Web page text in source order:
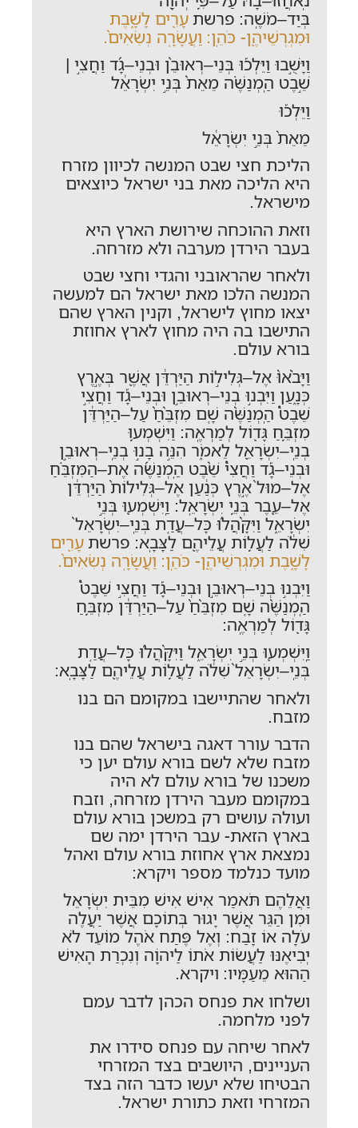
בְּיַד–מֹשֶֽׁה: פרשתעָרִ֖ים לָשָׁ֑בֶת
וּמִגְרְשֵׁיהֶ֖ן- כֹּהֵֽן: וַעֲשָׂרָ֤ה נְשִׂאִים֙.
וַיָּשֻׁ֣בוּ וַיֵּלְכ֡וּ בְּנֵי–רְאוּבֵ֨ן וּבְנֵי–גָ֜ד וַחֲצִ֣י |
שֵׁ֣בֶט הַֽמְנַשֶּׁ֗ה מֵאֵת֙ בְּנֵ֣י יִשְׂרָאֵ֔ל
וַיֵּלְכ֡וּ
מֵאֵת֙ בְּנֵ֣י יִשְׂרָאֵ֔ל
הליכת חצי שבט המנשה לכיוון מזרח
היא הליכה מאת בני ישראל כיוצאים
מישראל.
וזאת ההוכחה שירושת הארץ היא
בעבר הירדן מערבה ולא מזרחה.
ולאחר שהראובני והגדי וחצי שבט
המנשה הלכו מאת ישראל הם למעשה
יצאו מחוץ לישראל, וקנין הארץ שהם
התישבו בה היה מחוץ לארץ אחוזת
בורא עולם.
וַיָּבֹ֙אוּ֙ אֶל–גְּלִיל֣וֹת הַיַּרְדֵּ֔ן אֲשֶׁ֖ר בְּאֶ֣רֶץ
כְּנָ֑עַן וַיִּבְנ֣וּ בְנֵי–רְאוּבֵ֣ן וּבְנֵי–גָ֡ד וַחֲצִ֣י
שֵׁבֶט֩ הַֽמְנַשֶּׁ֨ה שָׁ֤ם מִזְבֵּ֙חַ֙ עַל–הַיַּרְדֵּ֔ן
מִזְבֵּ֥חַ גָּד֖וֹל לְמַרְאֶֽה: וַיִּשְׁמְע֥וּ
בְנֵֽי–יִשְׂרָאֵ֖ל לֵאמֹ֑ר הִנֵּ֣ה בָנ֣וּ בְנֵֽי–רְאוּבֵ֣ן
וּבְנֵי–גָ֡ד וַחֲצִי֩ שֵׁ֨בֶט הַֽמְנַשֶּׁ֜ה אֶת–הַמִּזְבֵּ֗חַ
אֶל–מוּל֙ אֶ֣רֶץ כְּנַ֔עַן אֶל–גְּלִילוֹת֙ הַיַּרְדֵּ֔ן
אֶל–עֵ֖בֶר בְּנֵ֥י יִשְׂרָאֵֽל: וַֽיִּשְׁמְע֖וּ בְּנֵ֣י
יִשְׂרָאֵ֑ל וַיִּקָּ֨הֲל֜וּ כָּל–עֲדַ֤ת בְּנֵֽי–יִשְׂרָאֵל֙
שִׁלֹ֔ה לַעֲל֥וֹת עֲלֵיהֶ֖ם לַצָּבָֽא: פרשתעָרִ֖ים
לָשָׁ֑בֶת וּמִגְרְשֵׁיהֶ֖ן- כֹּהֵֽן: וַעֲשָׂרָ֤ה נְשִׂאִים֙.
וַיִּבְנ֣וּ בְנֵי–רְאוּבֵ֣ן וּבְנֵי–גָ֡ד וַחֲצִ֣י שֵׁבֶט֩
הַֽמְנַשֶּׁ֨ה שָׁ֤ם מִזְבֵּ֙חַ֙ עַל–הַיַּרְדֵּ֔ן מִזְבֵּ֥חַ
גָּד֖וֹל לְמַרְאֶֽה:
וַֽיִּשְׁמְע֖וּ בְּנֵ֣י יִשְׂרָאֵ֑ל וַיִּקָּ֨הֲל֜וּ כָּל–עֲדַ֤ת
בְּנֵֽי–יִשְׂרָאֵל֙ שִׁלֹ֔ה לַעֲל֥וֹת עֲלֵיהֶ֖ם לַצָּבָֽא:
ולאחר שהתיישבו במקומם הם בנו
מזבח.
הדבר עורר דאגה בישראל שהם בנו
מזבח שלא לשם בורא עולם יען כי
משכנו של בורא עולם לא היה
במקומם מעבר הירדן מזרחה, וזבח
ועולה עושים רק במשכן בורא עולם
בארץ הזאת- עבר הירדן ימה שם
נמצאת ארץ אחוזת בורא עולם ואהל
מועד כנלמד מספר ויקרא:
וַאֲלֵהֶם תֹּאמַר אִישׁ אִישׁ מִבֵּית יִשְׂרָאֵל
וּמִן הַגֵּר אֲשֶׁר יָגוּר בְּתוֹכָם אֲשֶׁר יַעֲלֶה
עֹלָה אוֹ זָבַח: וְאֶל פֶּתַח אֹהֶל מוֹעֵד לֹא
יְבִיאֶנּוּ לַעֲשׂוֹת אֹתוֹ לַיהוָֹה וְנִכְרַת הָאִישׁ
הַהוּא מֵעַמָּיו: ויקרא.
ושלחו את פנחס הכהן לדבר עמם
לפני מלחמה.
לאחר שיחה עם פנחס סידרו את
העניינים, היושבים בצד המזרחי
הבטיחו שלא יעשו כדבר הזה בצד
המזרחי וזאת כתורת ישראל.